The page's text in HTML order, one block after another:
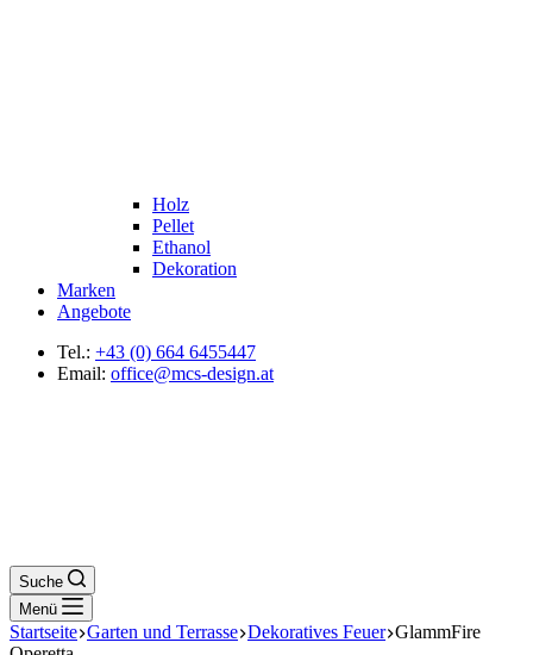
Holz
Pellet
Ethanol
Dekoration
Marken
Angebote
Tel.: +43 (0) 664 6455447
Email: office@mcs-design.at
Suche
Menü
Startseite Garten und Terrasse Dekoratives Feuer GlammFire